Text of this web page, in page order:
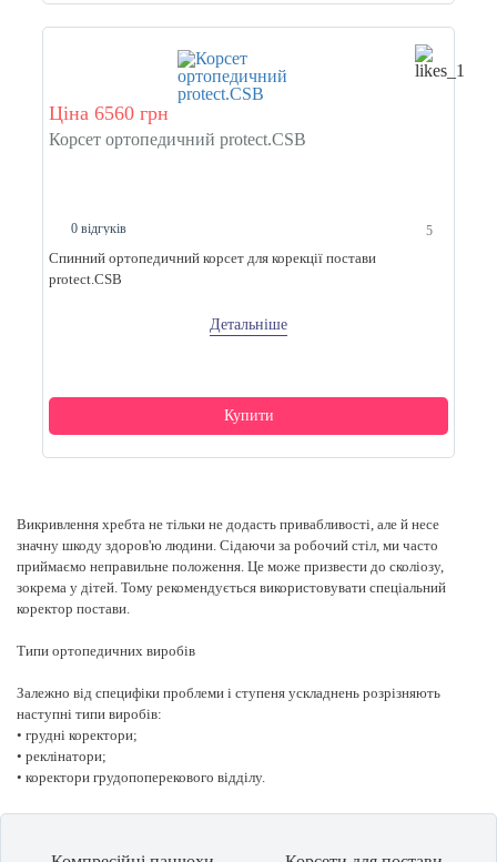
Ціна 6560 грн
Корсет ортопедичний protect.CSB
0 відгуків 5
Спинний ортопедичний корсет для корекції постави
protect.CSB
Детальніше
Купити
Викривлення хребта не тільки не додасть привабливості, але й несе
значну шкоду здоров'ю людини. Сідаючи за робочий стіл, ми часто
приймаємо неправильне положення. Це може призвести до сколіозу,
зокрема у дітей. Тому рекомендується використовувати спеціальний
коректор постави.
Типи ортопедичних виробів
Залежно від специфіки проблеми і ступеня ускладнень розрізняють
наступні типи виробів:
• грудні коректори;
• реклінатори;
• коректори грудопоперекового відділу.
Перший тип являє собою широку планку, зафіксовану уздовж спини.